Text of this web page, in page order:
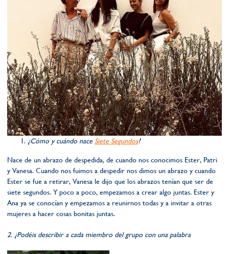
¿Cómo y cuándo nace Siete Segundos?
Nace de un abrazo de despedida, de cuando nos conocimos Ester, Patri
y Vanesa. Cuando nos fuimos a despedir nos dimos un abrazo y cuando
Ester se fue a retirar, Vanesa le dijo que los abrazos tenían que ser de
siete segundos. Y poco a poco, empezamos a crear algo juntas. Ester y
Ana ya se conocían y empezamos a reunirnos todas y a invitar a otras
mujeres a hacer cosas bonitas juntas.
2. ¿Podéis describir a cada miembro del grupo con una palabra